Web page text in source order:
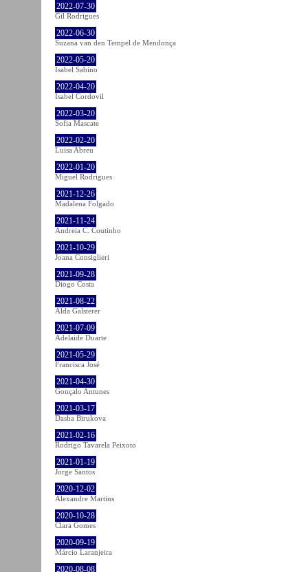
2022-07-30
Gil Rodrigues
2022-06-30
Suzana van den Tempel de Mendonça
2022-05-20
Isabel Sabino
2022-04-20
Isabel Cordovil
2022-03-20
Sofia Mascate
2022-02-20
Luisa Abreu
2022-01-20
Miguel Rodrigues
2021-12-26
Madalena Folgado
2021-11-24
Andreia C. Coutinho
2021-10-29
Joana Consiglieri
2021-09-28
Diogo Costa
2021-08-22
Alda Galsterer
2021-07-09
Adelaide Duarte
2021-05-29
Francisca José
2021-04-30
Gonçalo Antunes
2021-03-17
Dasha Birukova
2021-02-16
Rodrigo Tavarela Peixoto
2021-01-19
Jorge Santos
2020-12-02
Alexandre Martins
2020-10-28
Clara Gomes
2020-09-19
Márcio Laranjeira
2020-08-08